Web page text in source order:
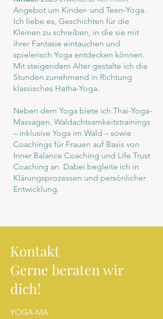
Angebot um Kinder- und Teen-Yoga.
Ich liebe es, Geschichten für die
Kleinen zu schreiben, in die sie mit
ihrer Fantasie eintauchen und
spielerisch Yoga entdecken können.
Mit steigendem Alter gestalte ich die
Stunden zunehmend in Richtung
klassisches Hatha-Yoga.
Neben dem Yoga biete ich Thai-Yoga-
Massagen, Waldachtsamkeitstrainings
– inklusive Yoga im Wald – sowie
Coachings für Frauen auf Basis von
Inner Balance Coaching und Life Trust
Coaching an. Dabei begleite ich in
Klärungsprozessen und persönlicher
Entwicklung.
Kontakt
Gerne beraten wir
dich!
YOGA-MA